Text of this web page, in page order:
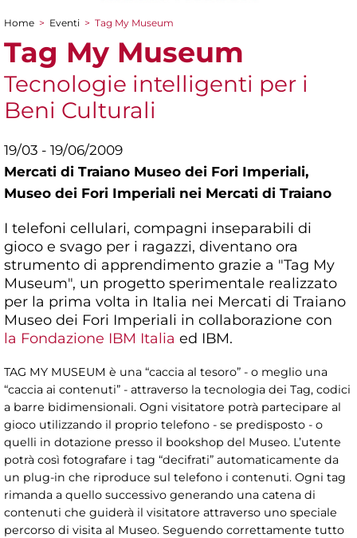
Tu sei qui
Home > Eventi > Tag My Museum
Tag My Museum
Tecnologie intelligenti per i
Beni Culturali
19/03 - 19/06/2009
Mercati di Traiano Museo dei Fori Imperiali,
Museo dei Fori Imperiali nei Mercati di Traiano
I telefoni cellulari, compagni inseparabili di
gioco e svago per i ragazzi, diventano ora
strumento di apprendimento grazie a "Tag My
Museum", un progetto sperimentale realizzato
per la prima volta in Italia nei Mercati di Traiano
Museo dei Fori Imperiali in collaborazione con
la Fondazione IBM Italia ed IBM.
TAG MY MUSEUM è una “caccia al tesoro” - o meglio una
“caccia ai contenuti” - attraverso la tecnologia dei Tag, codici
a barre bidimensionali. Ogni visitatore potrà partecipare al
gioco utilizzando il proprio telefono - se predisposto - o
quelli in dotazione presso il bookshop del Museo. L’utente
potrà così fotografare i tag “decifrati” automaticamente da
un plug-in che riproduce sul telefono i contenuti. Ogni tag
rimanda a quello successivo generando una catena di
contenuti che guiderà il visitatore attraverso uno speciale
percorso di visita al Museo. Seguendo correttamente tutto